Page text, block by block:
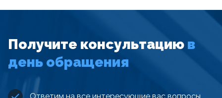
Получите консультацию в
день обращения
Ответим на все интересующие вас вопросы